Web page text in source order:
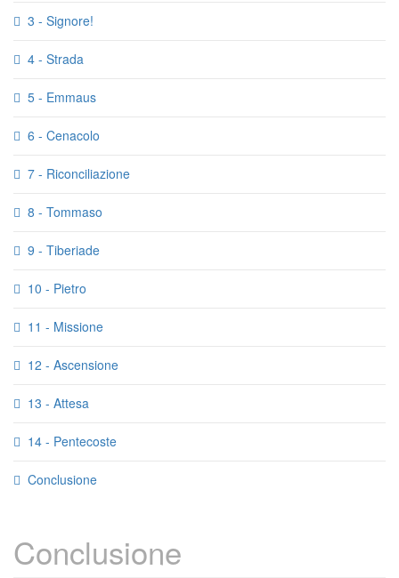
3 - Signore!
4 - Strada
5 - Emmaus
6 - Cenacolo
7 - Riconciliazione
8 - Tommaso
9 - Tiberiade
10 - Pietro
11 - Missione
12 - Ascensione
13 - Attesa
14 - Pentecoste
Conclusione
Conclusione